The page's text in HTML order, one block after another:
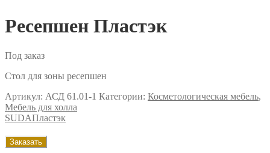
Ресепшен Пластэк
Под заказ
Стол для зоны ресепшен
Артикул: АСД 61.01-1 Категории: Косметологическая мебель,
Мебель для холла
SUDAПластэк
Заказать